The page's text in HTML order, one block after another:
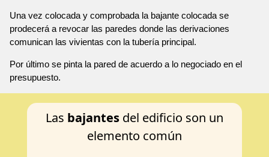
Una vez colocada y comprobada la bajante colocada se
prodecerá a revocar las paredes donde las derivaciones
comunican las vivientas con la tubería principal.
Por último se pinta la pared de acuerdo a lo negociado en el
presupuesto.
Las bajantesdel edificio son un
elemento común